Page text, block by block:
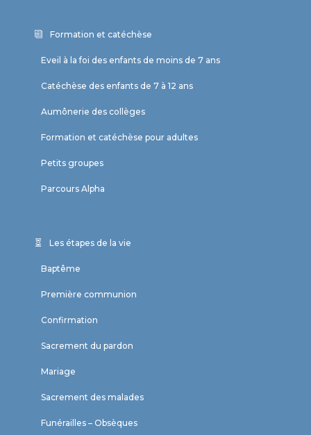
Formation et catéchèse
Eveil à la foi des enfants de moins de 7 ans
Catéchèse des enfants de 7 à 12 ans
Aumônerie des collèges
Formation et catéchèse pour adultes
Petits groupes
Parcours Alpha
Les étapes de la vie
Baptême
Première communion
Confirmation
Sacrement du pardon
Mariage
Sacrement des malades
Funérailles – Obsèques